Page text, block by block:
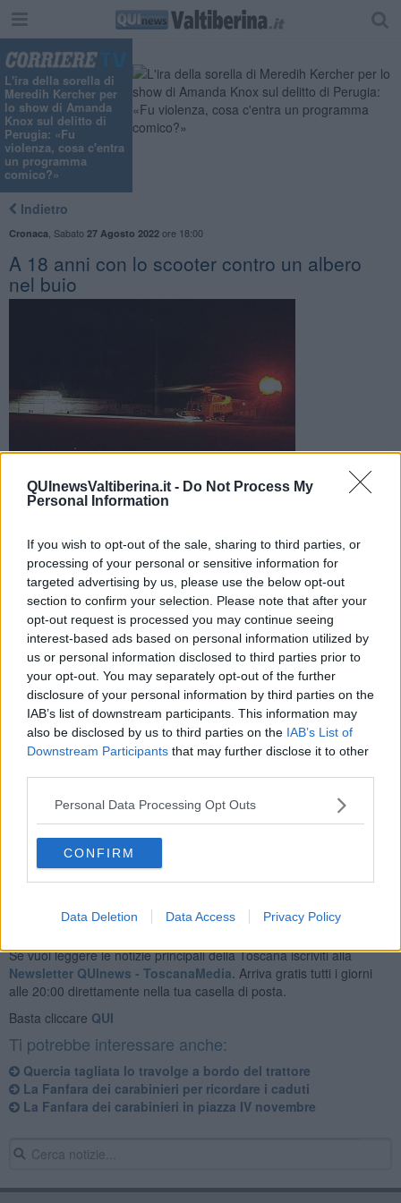
QUInewsValtiberina.it - Do Not Process My
Personal Information
If you wish to opt-out of the sale, sharing to third parties, or
processing of your personal or sensitive information for
targeted advertising by us, please use the below opt-out
section to confirm your selection. Please note that after your
opt-out request is processed you may continue seeing
interest-based ads based on personal information utilized by
us or personal information disclosed to third parties prior to
your opt-out. You may separately opt-out of the further
disclosure of your personal information by third parties on the
IAB’s list of downstream participants. This information may
also be disclosed by us to third parties on the IAB’s List of
Downstream Participants that may further disclose it to other
Personal Data Processing Opt Outs
CONFIRM
Data Deletion Data Access Privacy Policy
L'ira della sorella di
Meredih Kercher per
lo show di Amanda
Knox sul delitto di
Perugia: «Fu
violenza, cosa c'entra
un programma
comico?»
Indietro
Cronaca Sabato 27 Agosto 2022ore 18:00
A 18 anni con lo scooter contro un albero
nel buio
Il ragazzo è rimasto ferito in seguito ad un incidente avvenuto
SANSEPOLCRO —Schianto poco dopo la mezzanotte.Un
ragazzo di 18 anni, residente in Umbria, alla guida del suo
scooter ha perso il controllo ed è finito contro una pianta a bordo
strada. E' accaduto in via Volta a Sansepolcro.
Il giovane, soccorso dai sanitari, è stato trasferito conPegaso
all'ospedale delle Scotte di Siena in codice giallo.
Sul posto anche automedica Valtiberina, ambulanza della
Misericordia di Sansepolcro. Per i rilievi i carabinieri di Sansepolcro.
Se vuoi leggere le notizie principali della Toscana iscriviti alla
Newsletter QUInews - ToscanaMedia. Arriva gratis tutti i giorni
alle 20:00 direttamente nella tua casella di posta.
Basta cliccare QUI
Ti potrebbe interessare anche:
Quercia tagliata lo travolge a bordo del trattore
La Fanfara dei carabinieri per ricordare i caduti
La Fanfara dei carabinieri in piazza IV novembre